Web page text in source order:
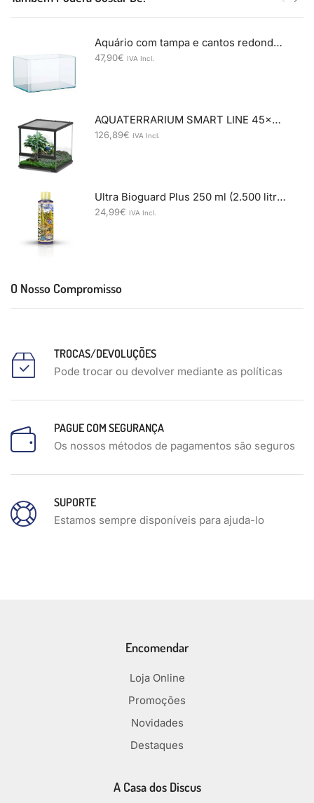
Aquário com tampa e cantos redondos 45X28X30cm
47,90€ IVA Incl.
AQUATERRARIUM SMART LINE 45x45x45 COR001 preto
126,89€ IVA Incl.
Ultra Bioguard Plus 250 ml (2.500 litros)
24,99€ IVA Incl.
O Nosso Compromisso
TROCAS/DEVOLUÇÕES
Pode trocar ou devolver mediante as políticas
PAGUE COM SEGURANÇA
Os nossos métodos de pagamentos são seguros
SUPORTE
Estamos sempre disponíveis para ajuda-lo
Encomendar
Loja Online
Promoções
Novidades
Destaques
A Casa dos Discus